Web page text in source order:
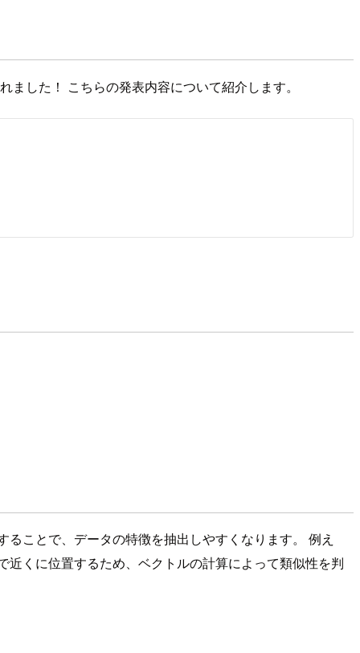
した！ こちらの発表内容について紹介します。
ことで、データの特徴を抽出しやすくなります。 例え
くに位置するため、ベクトルの計算によって類似性を判